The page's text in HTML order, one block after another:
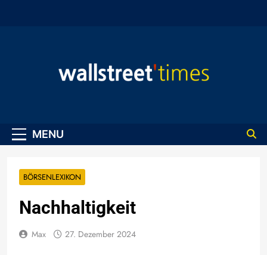
MENU
BÖRSENLEXIKON
Nachhaltigkeit
Max 27. Dezember 2024